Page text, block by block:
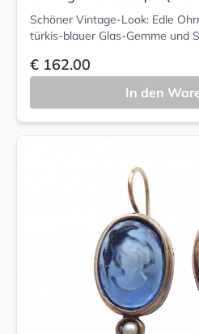
Schöner Vintage-Look: Edle
türkis-blauer Glas-Gemme und
€ 162.00
In den